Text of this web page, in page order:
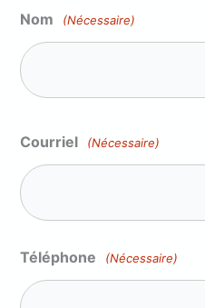
Nom (Nécessaire)
Courriel (Nécessaire)
Téléphone (Nécessaire)